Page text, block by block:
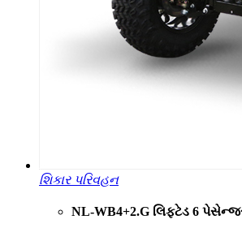
શિકાર પરિવહન
NL-WB4+2.G લિફ્ટેડ 6 પેસેન્જર